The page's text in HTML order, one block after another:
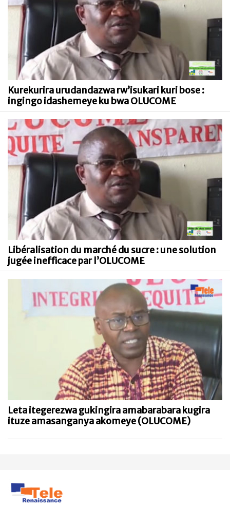
Kurekurira urudandazwa rw’isukari kuri bose :
ingingo idashemeye ku bwa OLUCOME
Libéralisation du marché du sucre : une solution
jugée inefficace par l’OLUCOME
Leta itegerezwa gukingira amabarabara kugira
ituze amasanganya akomeye (OLUCOME)